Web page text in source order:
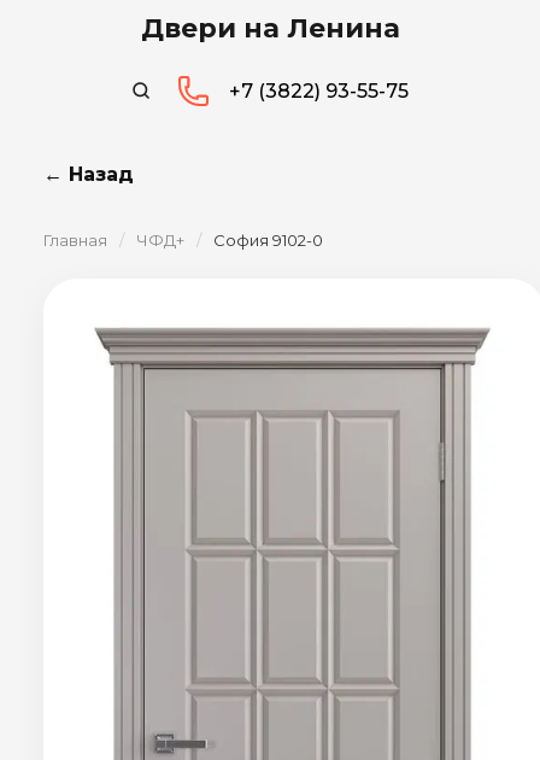
Двери на Ленина
+7 (3822) 93-55-75
← Назад
Главная / ЧФД+ / София 9102-0